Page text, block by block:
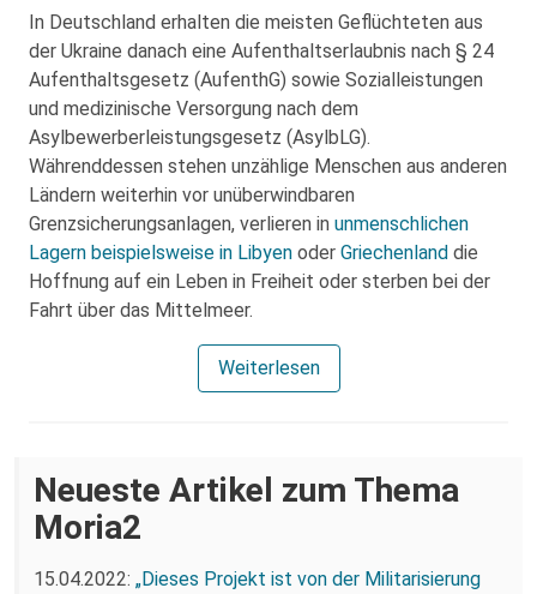
In Deutschland erhalten die meisten Geflüchteten aus
der Ukraine danach eine Aufenthaltserlaubnis nach § 24
Aufenthaltsgesetz (AufenthG) sowie Sozialleistungen
und medizinische Versorgung nach dem
Asylbewerberleistungsgesetz (AsylbLG).
Währenddessen stehen unzählige Menschen aus anderen
Ländern weiterhin vor unüberwindbaren
Grenzsicherungsanlagen, verlieren in unmenschlichen
Lagern beispielsweise in Libyen oder Griechenland die
Hoffnung auf ein Leben in Freiheit oder sterben bei der
Fahrt über das Mittelmeer.
Weiterlesen
Neueste Artikel zum Thema
Moria2
15.04.2022: „Dieses Projekt ist von der Militarisierung